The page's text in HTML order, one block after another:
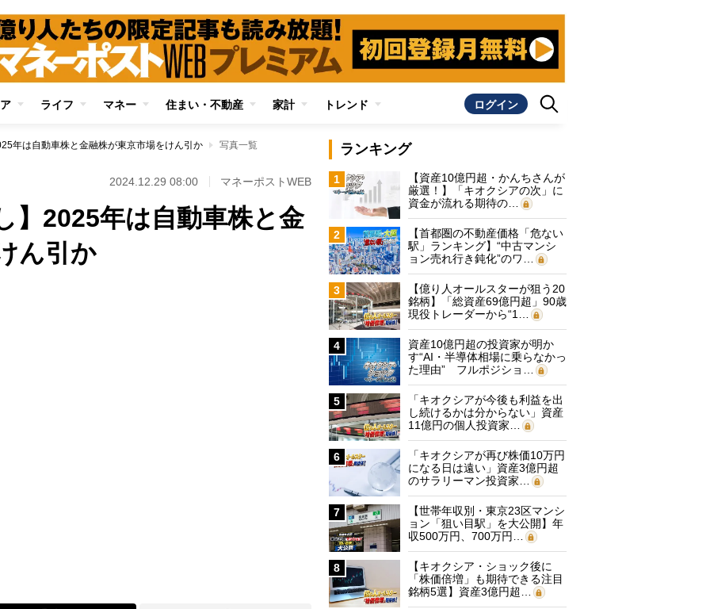
ライフ マネー 住まい・不動産 家計 トレンド ログイン
年は自動車株と金融株が東京市場をけん引か 写真一覧
2024.12.29 08:00 マネーポストWEB
】2025年は自動車株と金
ん引か
ランキング
1
【資産10億円超・かんちさんが
厳選！】「キオクシアの次」に
資金が流れる期待の…
2
【首都圏の不動産価格「危ない
駅」ランキング】“中古マンシ
ョン売れ行き鈍化”のワ…
3
【億り人オールスターが狙う20
銘柄】「総資産69億円超」90歳
現役トレーダーから“1…
4
資産10億円超の投資家が明か
す“AI・半導体相場に乗らなかっ
た理由” フルポジショ…
5
「キオクシアが今後も利益を出
し続けるかは分からない」資産
11億円の個人投資家…
6
「キオクシアが再び株価10万円
になる日は遠い」資産3億円超
のサラリーマン投資家…
7
【世帯年収別・東京23区マンシ
ョン「狙い目駅」を大公開】年
収500万円、700万円…
8
【キオクシア・ショック後に
「株価倍増」も期待できる注目
銘柄5選】資産3億円超…